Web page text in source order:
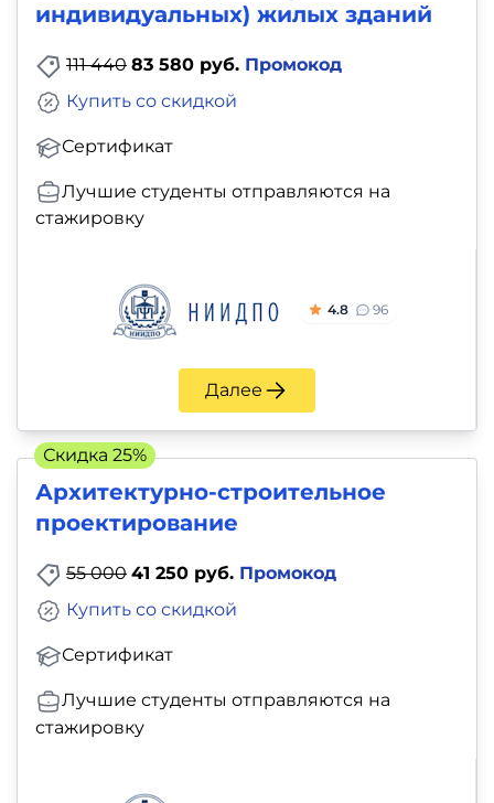
индивидуальных) жилых зданий
111 440 83 580 руб. Промокод
Сертификат
Купить со скидкой
Лучшие студенты отправляются на
стажировку
4.8 96
Далее
Архитектурно-строительное
проектирование
55 000 41 250 руб. Промокод
Сертификат
Купить со скидкой
Лучшие студенты отправляются на
стажировку
Скидка 25%
Иностранный
язык
Для
детей
Красота,
фитнес
Психология
саморазвитие
Прочее
Репетиторы
Тесты
на
профориентацию